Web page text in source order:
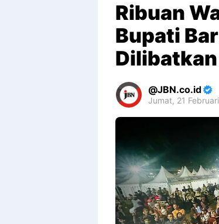
Ribuan
Bupati
JBN.co.id
Jumat, 21